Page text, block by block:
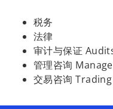
税务
法律
审计与保证
管理咨询
交易咨询